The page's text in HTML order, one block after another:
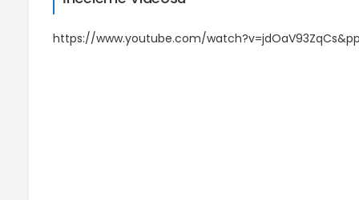
https://www.youtube.com/